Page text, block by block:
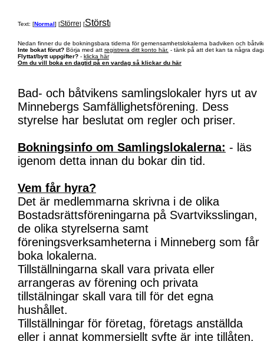
Text: [Normal] [Större] [Störst]
Nedan finner du de bokningsbara tiderna för gemensamhetslokalerna badviken och
Inte bokat förut? Börja med att registrera ditt konto här. - tänk på att det kan ta några
Flyttat/bytt uppgifter? - klicka här
Om du vill boka en dagtid på en vardag så klickar du här
Bad- och båtvikens samlingslokaler hyrs ut av
Minnebergs Samfällighetsförening. Dess
styrelse har beslutat om regler och priser.
Bokningsinfo om Samlingslokalerna: - läs
igenom detta innan du bokar din tid.
Vem får hyra?
Det är medlemmarna skrivna i de olika
Bostadsrättsföreningarna på Svartviksslingan,
de olika styrelserna samt
föreningsverksamheterna i Minneberg som får
boka lokalerna.
Tillställningarna skall vara privata eller
arrangeras av förening och privata
tillstälningar skall vara till för det egna
hushållet.
Tillställningar för företag, företags anställda
eller i annat kommersiellt syfte är inte tillåten.